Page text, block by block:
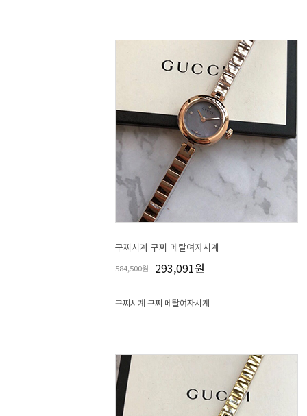
구찌시계 구찌 메탈여자시계
584,500원 293,091원
구찌시계 구찌 메탈여자시계